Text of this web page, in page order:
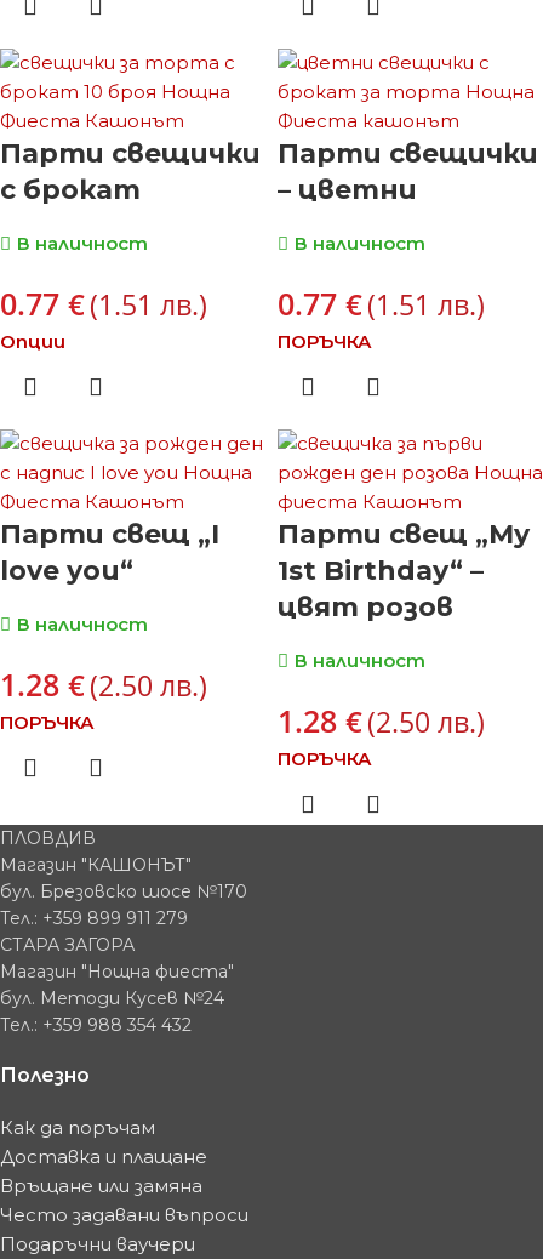
Парти свещички
с брокат
В наличност
0.77 €(1.51 лв.)
Опции
Парти свещички
– цветни
В наличност
0.77 €(1.51 лв.)
ПОРЪЧКА
Парти свещ „I
love you“
В наличност
1.28 €(2.50 лв.)
ПОРЪЧКА
Парти свещ „My
1st Birthday“ –
цвят розов
В наличност
1.28 €(2.50 лв.)
ПОРЪЧКА
ПЛОВДИВ
Магазин "КАШОНЪТ"
бул. Брезовско шосе №170
Тел.: +359 899 911 279
СТАРА ЗАГОРА
Магазин "Нощна фиеста"
бул. Методи Кусев №24
Тел.: +359 988 354 432
Полезно
Как да поръчам
Доставка и плащане
Връщане или замяна
Често задавани въпроси
Подаръчни ваучери